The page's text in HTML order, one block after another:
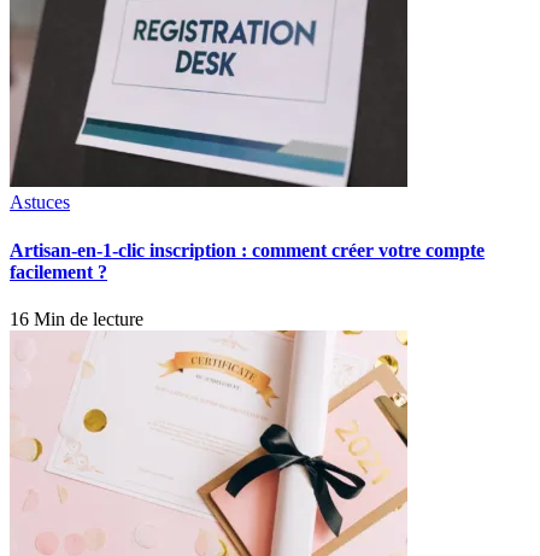
Astuces
Artisan-en-1-clic inscription : comment créer votre compte
facilement ?
16 Min de lecture